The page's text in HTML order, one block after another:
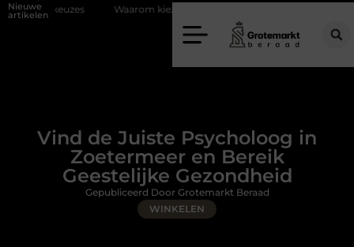
Nieuwe
artikelen
Waarom kiezen voor een rijschool in Utrecht?
Vind de Juiste Psycholoog in
Zoetermeer en Bereik
Geestelijke Gezondheid
WINKELEN
Gepubliceerd Door Grotemarkt Beraad